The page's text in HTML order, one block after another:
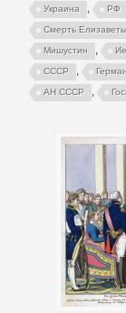
Украина , РФ
Смерть
Мишустин ,
СССР ,
АН СССР ,